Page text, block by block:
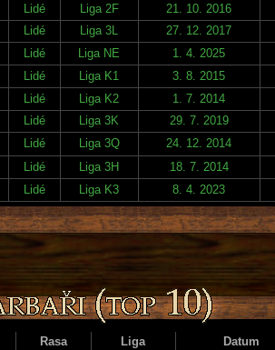
Lidé Liga 2F 21. 10. 2016
Lidé Liga 3L 27. 12. 2017
Lidé Liga NE 1. 4. 2025
Lidé Liga K1 3. 8. 2015
Lidé Liga K2 1. 7. 2014
Lidé Liga 3K 29. 7. 2019
Lidé Liga 3Q 24. 12. 2014
Lidé Liga 3H 18. 7. 2014
Lidé Liga K3 8. 4. 2023
Rasa Liga Datum